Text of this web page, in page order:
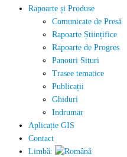
Rapoarte și Produse
Comunicate de Presă
Rapoarte Științifice
Rapoarte de Progres
Panouri Situri
Trasee tematice
Publicații
Ghiduri
Indrumar
Aplicație GIS
Contact
Limbă: